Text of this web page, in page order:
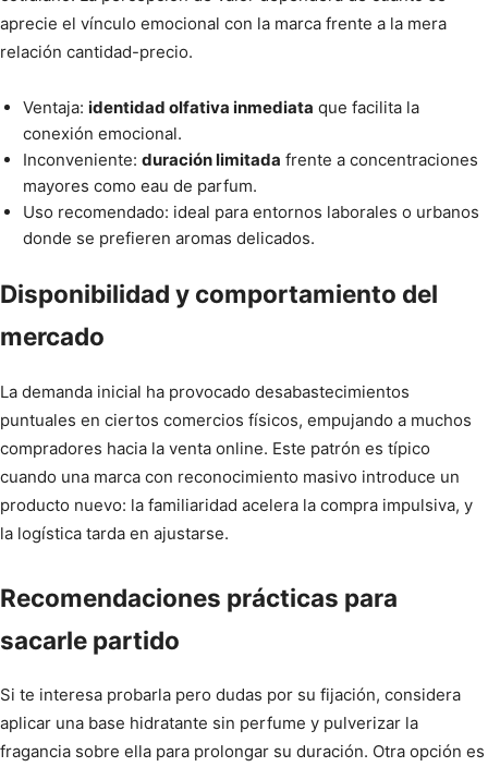
aprecie el vínculo emocional con la marca frente a la mera
relación cantidad-precio.
Ventaja: identidad olfativa inmediata que facilita la
conexión emocional.
Inconveniente: duración limitada frente a concentraciones
mayores como eau de parfum.
Uso recomendado: ideal para entornos laborales o urbanos
donde se prefieren aromas delicados.
Disponibilidad y comportamiento del
mercado
La demanda inicial ha provocado desabastecimientos
puntuales en ciertos comercios físicos, empujando a muchos
compradores hacia la venta online. Este patrón es típico
cuando una marca con reconocimiento masivo introduce un
producto nuevo: la familiaridad acelera la compra impulsiva, y
la logística tarda en ajustarse.
Recomendaciones prácticas para
sacarle partido
Si te interesa probarla pero dudas por su fijación, considera
aplicar una base hidratante sin perfume y pulverizar la
fragancia sobre ella para prolongar su duración. Otra opción es